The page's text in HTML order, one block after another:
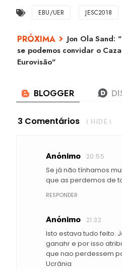
EBU/UER JESC2018
Jon Ola Sand:
se podemos convidar o
Eurovisão"
3 Comentários ( HIDE )
Anónimo 20:55
Se já não tínhamos
que as perdemos de
RESPONDER
Anónimo 21:32
Isto estava tudo feito.
ganahr e por isso
que nao perdessem
Ucrânia